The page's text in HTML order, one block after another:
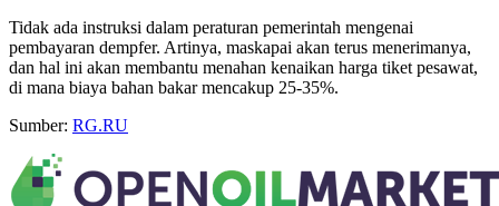
Tidak ada instruksi dalam peraturan pemerintah mengenai
pembayaran dempfer. Artinya, maskapai akan terus menerimanya,
dan hal ini akan membantu menahan kenaikan harga tiket pesawat,
di mana biaya bahan bakar mencakup 25-35%.
Sumber: RG.RU